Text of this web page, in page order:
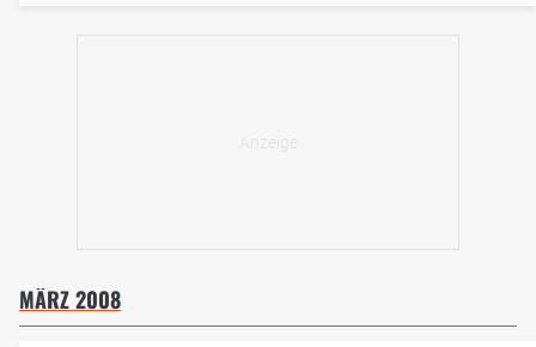
MÄRZ 2008